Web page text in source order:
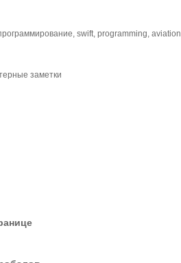
swift, programming, aviation
заметки